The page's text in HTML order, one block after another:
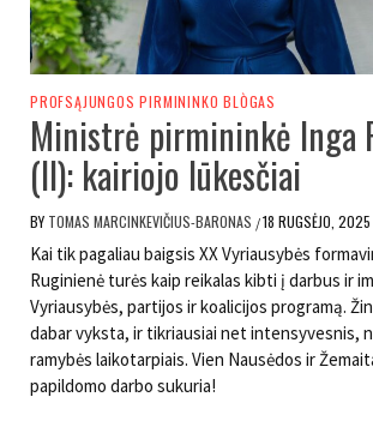
PROFSĄJUNGOS PIRMININKO BLÒGAS
Ministrė pirmininkė Inga
(II): kairiojo lūkesčiai
BY TOMAS MARCINKEVIČIUS-BARONAS /18 RUGSĖJO, 2025
Kai tik pagaliau baigsis XX Vyriausybės
Ruginienė turės kaip reikalas kibti į darbus ir
Vyriausybės, partijos ir koalicijos programą.
dabar vyksta, ir tikriausiai net intensyvesnis,
ramybės laikotarpiais. Vien Nausėdos ir
papildomo darbo sukuria!